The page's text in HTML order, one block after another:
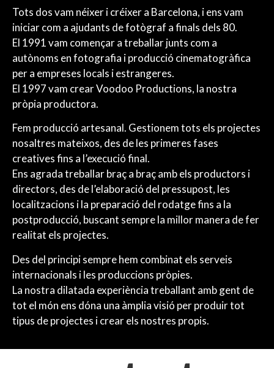
Tots dos vam néixer i créixer a Barcelona, i ens vam
iniciar com a ajudants de fotògraf a finals dels 80.
El 1991 vam començar a treballar junts com a
autònoms en fotografia i producció cinematogràfica
per a empreses locals i estrangeres.
El 1997 vam crear Voodoo Productions, la nostra
pròpia productora.
Fem producció artesanal. Gestionem tots els projectes
nosaltres mateixos, des de les primeres fases
creatives fins a l’execució final.
Ens agrada treballar braç a braç amb els productors i
directors, des de l’elaboració del pressupost, les
localitzacions i la preparació del rodatge fins a la
postproducció, buscant sempre la millor manera de fer
realitat els projectes.
Des del principi sempre hem combinat els serveis
internacionals i les produccions pròpies.
La nostra dilatada experiència treballant amb gent de
tot el món ens dóna una àmplia visió per produir tot
tipus de projectes i crear els nostres propis.